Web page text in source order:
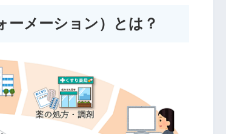
ーメーション）とは？